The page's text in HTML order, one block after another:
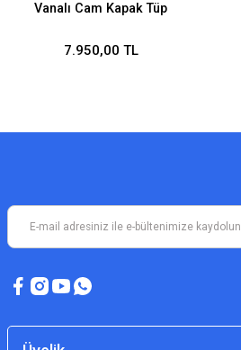
Vanalı Cam Kapak Tüp
EN671-1
7.950,00 TL